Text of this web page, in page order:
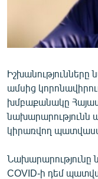
ՏՏ ԵՒ ԻՆՏԵՐՆԵՏ
ԿՈՐՈՆԱՎԻՐՈՒՍ
ՏԵՍԱՆՅՈՒԹԵՐ
ԲԱՆԱՎԵՃ
ՁԳՏԵԼՈՎ
ՓՈԴՔԱՍԹ
Հայերեն
ամսից
խմբաքանակը
նախարարությունն
կիրառվող
Նախարարությունը
COVID-ի դեմ